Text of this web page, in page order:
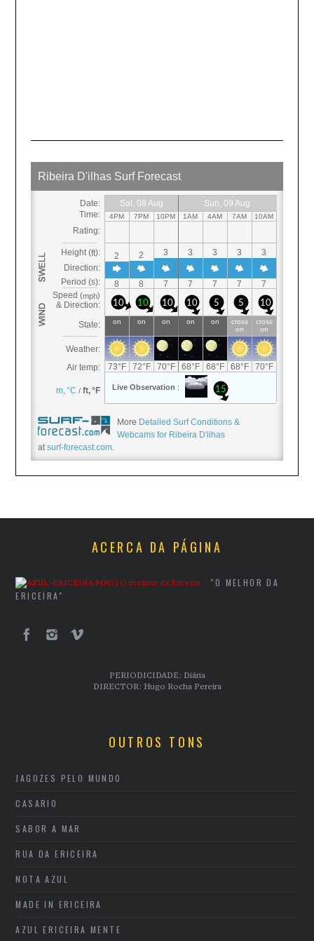
More Detailed Surf Conditions &
Webcams for Ribeira D'ilhas
atsurf-forecast.com.
ACERCA DA PÁGINA
"O MELHOR DA
ERICEIRA"
PERIODICIDADE: Diária
DIRECTOR: Hugo Rocha Pereira
OUTROS TONS
JAGOZES PELO MUNDO
CASARIO
SABOR A MAR
RUA DA ERICEIRA
NOTA AZUL
MADE IN ERICEIRA
AZUL ERICEIRA MENTE